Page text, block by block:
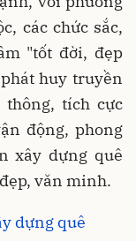
các chức sắc,
"tốt đời, đẹp
huy truyền
tích cực
động, phong
xây dựng quê
văn minh.
dựng quê